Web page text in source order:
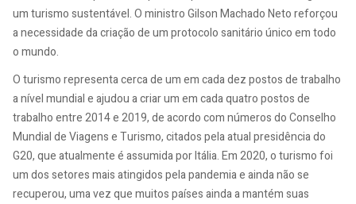
um turismo sustentável. O ministro Gilson Machado Neto reforçou
a necessidade da criação de um protocolo sanitário único em todo
o mundo.
O turismo representa cerca de um em cada dez postos de trabalho
a nível mundial e ajudou a criar um em cada quatro postos de
trabalho entre 2014 e 2019, de acordo com números do Conselho
Mundial de Viagens e Turismo, citados pela atual presidência do
G20, que atualmente é assumida por Itália. Em 2020, o turismo foi
um dos setores mais atingidos pela pandemia e ainda não se
recuperou, uma vez que muitos países ainda a mantém suas